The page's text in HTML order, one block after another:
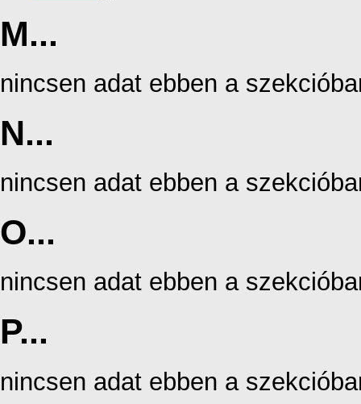
M...
nincsen adat ebben a
N...
nincsen adat ebben a
O...
nincsen adat ebben a
P...
nincsen adat ebben a